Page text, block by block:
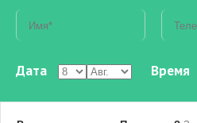
Дата Время